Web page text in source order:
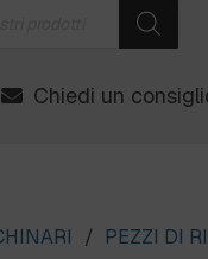
Chiedi un
/ PEZZI DI